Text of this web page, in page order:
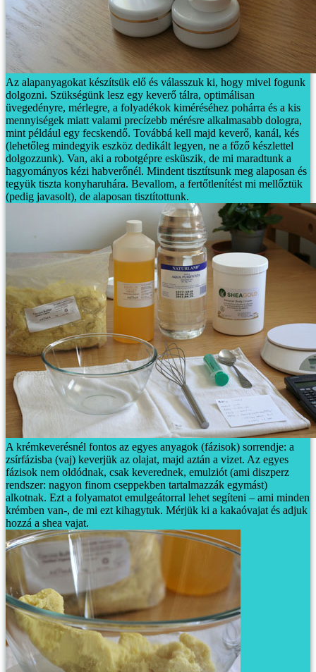
Az alapanyagokat készítsük elő és válasszuk ki, hogy mivel fogunk
dolgozni. Szükségünk lesz egy keverő tálra, optimálisan
üvegedényre, mérlegre, a folyadékok kiméréséhez pohárra és a kis
mennyiségek miatt valami precízebb mérésre alkalmasabb dologra,
mint például egy fecskendő. Továbbá kell majd keverő, kanál, kés
(lehetőleg mindegyik eszköz dedikált legyen, ne a főző készlettel
dolgozzunk). Van, aki a robotgépre esküszik, de mi maradtunk a
hagyományos kézi habverőnél. Mindent tisztítsunk meg alaposan és
tegyük tiszta konyharuhára. Bevallom, a fertőtlenítést mi mellőztük
(pedig javasolt), de alaposan tisztítottunk.
A krémkeverésnél fontos az egyes anyagok (fázisok) sorrendje: a
zsírfázisba (vaj) keverjük az olajat, majd aztán a vizet. Az egyes
fázisok nem oldódnak, csak keverednek, emulziót (ami diszperz
rendszer: nagyon finom cseppekben tartalmazzák egymást)
alkotnak. Ezt a folyamatot emulgeátorral lehet segíteni – ami minden
krémben van-, de mi ezt kihagytuk. Mérjük ki a kakaóvajat és adjuk
hozzá a shea vajat.